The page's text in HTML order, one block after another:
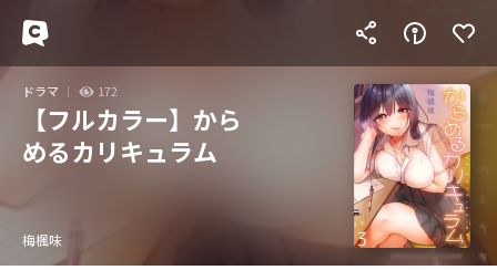
ドラマ 172
【フルカラー】から
めるカリキュラム
梅楓味